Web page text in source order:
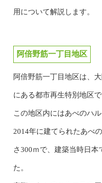
用について解説します。
阿倍野筋一丁目地区
阿倍野筋一丁目地区は、
にある都市再生特別地区で
この地区内にはあべのハ
2014年に建てられたあべ
さ300ｍで、建築当時日
た。